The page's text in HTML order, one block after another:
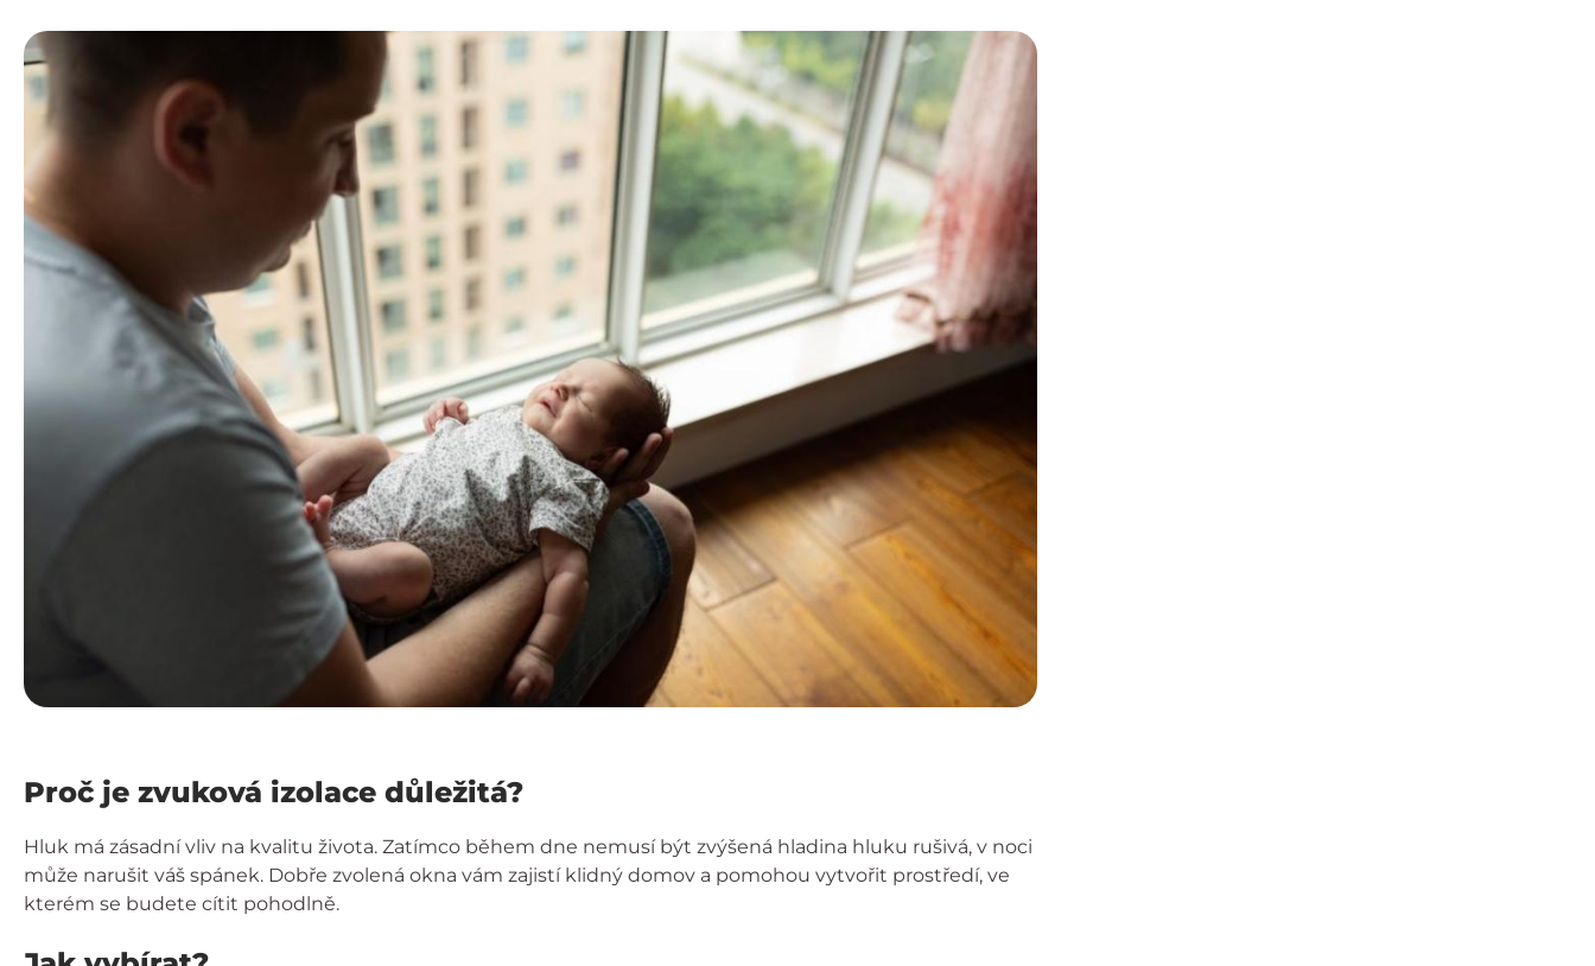
Proč je zvuková izolace důležitá?
Hluk má zásadní vliv na kvalitu života. Zatímco během dne nemusí být zvýšená hladina hluku rušivá, v noci
může narušit váš spánek. Dobře zvolená okna vám zajistí klidný domov a pomohou vytvořit prostředí, ve
kterém se budete cítit pohodlně.